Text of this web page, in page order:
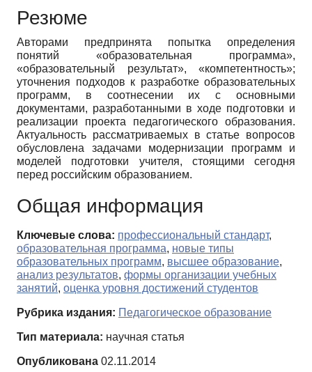
Резюме
Авторами предпринята попытка определения
понятий «образовательная программа»,
«образовательный результат», «компетентность»;
уточнения подходов к разработке образовательных
программ, в соотнесении их с основными
документами, разработанными в ходе подготовки и
реализации проекта педагогического образования.
Актуальность рассматриваемых в статье вопросов
обусловлена задачами модернизации программ и
моделей подготовки учителя, стоящими сегодня
перед российским образованием.
Общая информация
Ключевые слова: профессиональный стандарт,
образовательная программа, новые типы
образовательных программ, высшее образование,
анализ результатов, формы организации учебных
занятий, оценка уровня достижений студентов
Рубрика издания: Педагогическое образование
Тип материала: научная статья
Опубликована 02.11.2014